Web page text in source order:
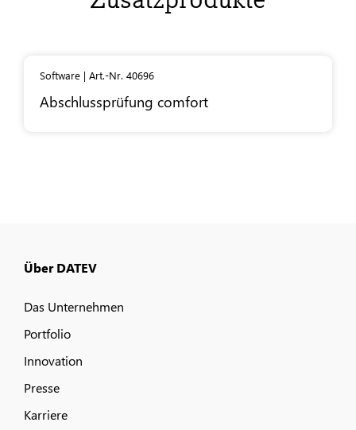
Software | Art.-Nr. 40696
Abschlussprüfung comfort
Über DATEV
Das Unternehmen
Portfolio
Innovation
Presse
Karriere